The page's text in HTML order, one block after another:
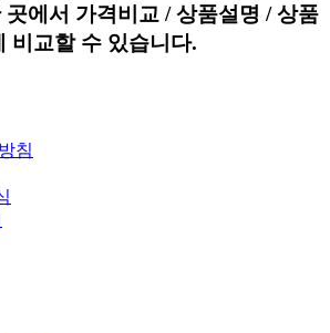
에서 가격비교 / 상품설명 / 상품
비교할 수 있습니다.
침